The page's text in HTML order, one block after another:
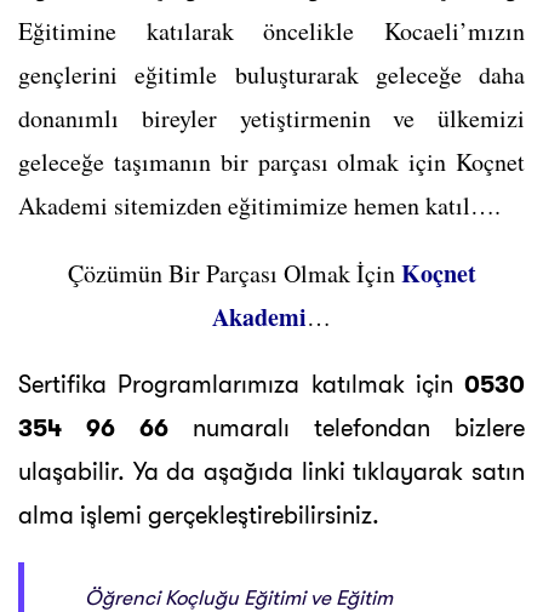
Eğitimine katılarak öncelikle Kocaeli’mızın
gençlerini eğitimle buluşturarak geleceğe daha
donanımlı bireyler yetiştirmenin ve ülkemizi
geleceğe taşımanın bir parçası olmak için Koçnet
Akademi sitemizden eğitimimize hemen katıl….
Çözümün Bir Parçası Olmak İçinKoçnet
Akademi…
Sertifika Programlarımıza katılmak için 0530
354 96 66 numaralı telefondan bizlere
ulaşabilir. Ya da aşağıda linki tıklayarak satın
alma işlemi gerçekleştirebilirsiniz.
Öğrenci Koçluğu Eğitimi ve Eğitim